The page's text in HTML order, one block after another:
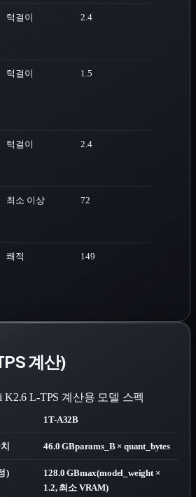
턱걸이 2.4
턱걸이 1.5
턱걸이 2.4
최소 이상 72
쾌적 149
계산)
K2.6 L-TPS 계산용 모델 스펙
1T-A32B
46.0 GBparams_B × quant_bytes
) 128.0 GBmax(model_weight ×
1.2, 최소 VRAM)